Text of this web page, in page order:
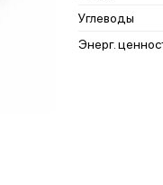
Углеводы
Энерг.